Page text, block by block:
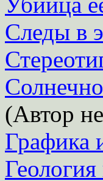
Следы в
(Автор
Графика
Геология